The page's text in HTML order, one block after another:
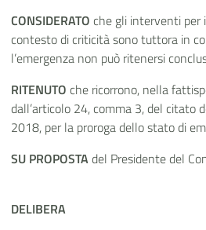
CONSIDERATO che gli interventi per
contesto di criticità sono tuttora in
l’emergenza non può ritenersi
RITENUTO che ricorrono, nella
dall’articolo 24, comma 3, del citato
2018, per la proroga dello stato di
SU PROPOSTAdel Presidente del
DELIBERA